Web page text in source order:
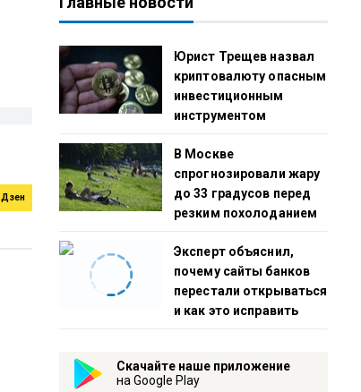
Дзен
Юрист Трещев назвал
криптовалюту опасным
инвестиционным
инструментом
В Москве
спрогнозировали жару
до 33 градусов перед
резким похолоданием
Эксперт объяснил,
почему сайты банков
перестали открываться
и как это исправить
Скачайте наше приложение
на Google Play